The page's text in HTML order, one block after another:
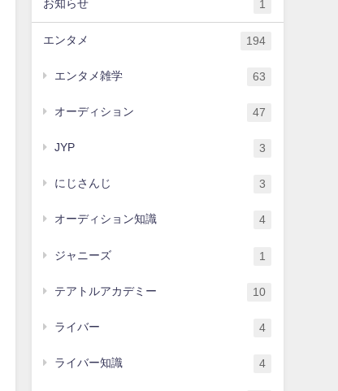
お知らせ 1
エンタメ 194
エンタメ雑学 63
オーディション 47
JYP 3
にじさんじ 3
オーディション知識 4
ジャニーズ 1
テアトルアカデミー 10
ライバー 4
ライバー知識 4